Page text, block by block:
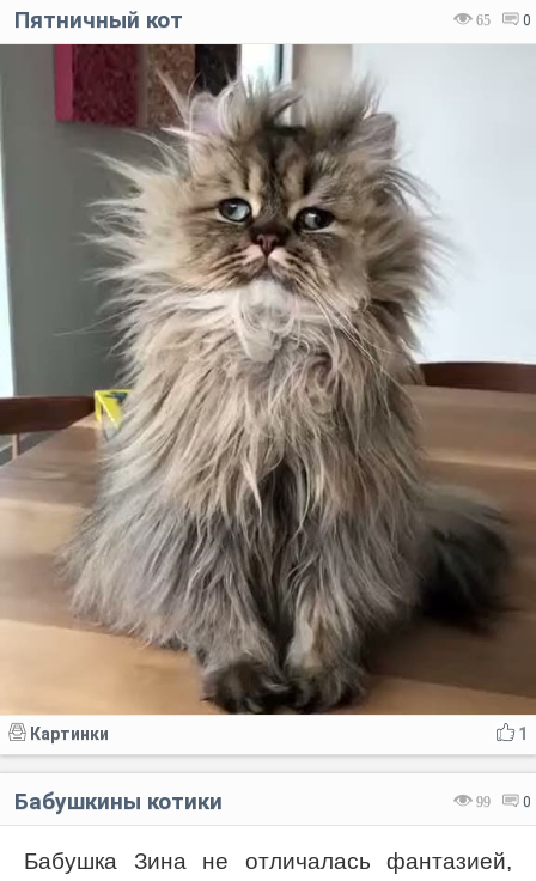
65 0
Пятничный кот
1
Картинки
99 0
Бабушкины котики
Бабушка Зина не отличалась фантазией,